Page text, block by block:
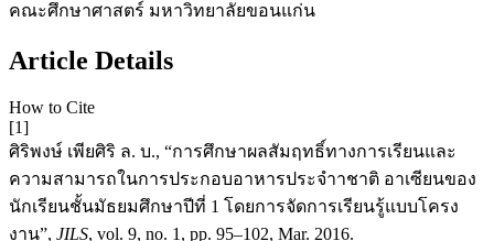
คณะศึกษาศาสตร์ มหาวิทยาลัยขอนแก่น
Article Details
How to Cite
[1]
ศิริพงษ์ เพียศิริ ล. บ., “การศึกษาผลสัมฤทธิ์ทางการเรียนและ
ความสามารถในการประกอบอาหารประจำาชาติ อาเซียนของ
นักเรียนชั้นมัธยมศึกษาปีที่ 1 โดยการจัดการเรียนรู้แบบโครง
งาน”, JILS, vol. 9, no. 1, pp. 95–102, Mar. 2016.